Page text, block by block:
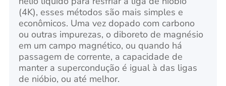
(4K), esses métodos são mais simples e
econômicos. Uma vez dopado com carbono
ou outras impurezas, o diboreto de magnésio
em um campo magnético, ou quando há
passagem de corrente, a capacidade de
manter a supercondução é igual à das ligas
de nióbio, ou até melhor.